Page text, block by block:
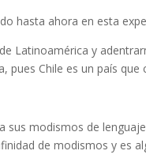
hasta ahora en esta
Latinoamérica y
pues Chile es un país que
sus modismos de
de modismos y es